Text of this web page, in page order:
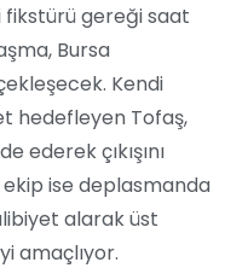
fikstürü gereği saat
Bursa
Kendi
hedefleyen Tofaş,
ederek çıkışını
ise deplasmanda
alarak üst
amaçlıyor.